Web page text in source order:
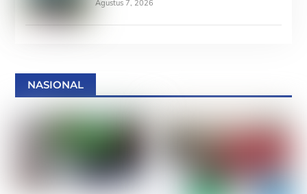
Agustus 7, 2026
NASIONAL